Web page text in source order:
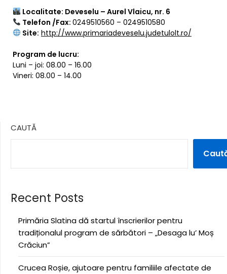
Localitate: Deveselu – Aurel Vlaicu, nr. 6
Telefon /Fax: 0249510560 – 0249510580
Site: http://www.primariadeveselu.judetulolt.ro/
Program de lucru:
Luni – joi: 08.00 – 16.00
Vineri: 08.00 – 14.00
CAUTĂ
Recent Posts
Primăria Slatina dă startul înscrierilor pentru
tradiționalul program de sărbători – „Desaga lu’ Moș
Crăciun”
Crucea Roșie, ajutoare pentru familiile afectate de